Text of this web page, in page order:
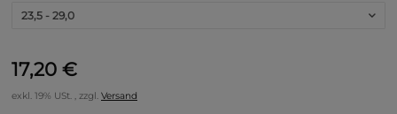
23,5 - 29,0
17,20 €
exkl. 19% USt. , zzgl. Versand